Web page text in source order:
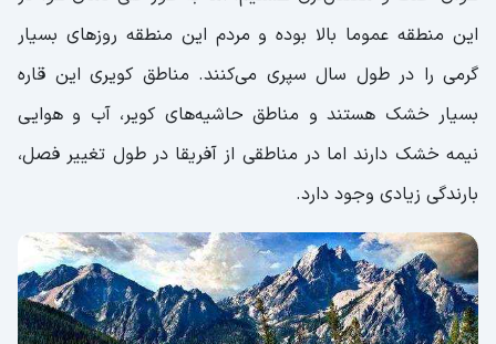
این منطقه عموما بالا بوده و مردم این منطقه روزهای بسیار
گرمی را در طول سال سپری می‌کنند. مناطق کویری این قاره
بسیار خشک هستند و مناطق حاشیه‌های کویر، آب و هوایی
نیمه خشک دارند اما در مناطقی از آفریقا در طول تغییر فصل،
بارندگی زیادی وجود دارد.